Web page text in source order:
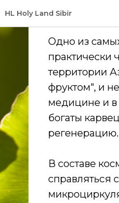
HL Holy Land SibirГинкго
Одно из
практически
территории
фруктом", и
медицине и в
богаты
регенерацию.
В составе
справляться